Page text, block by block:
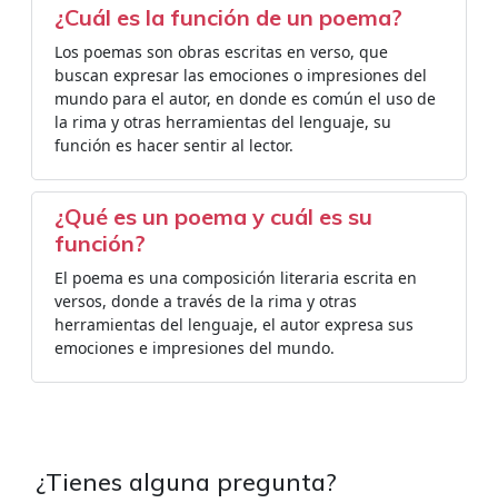
¿Cuál es la función de un poema?
Los poemas son obras escritas en verso, que
buscan expresar las emociones o impresiones del
mundo para el autor, en donde es común el uso de
la rima y otras herramientas del lenguaje, su
función es hacer sentir al lector.
¿Qué es un poema y cuál es su
función?
El poema es una composición literaria escrita en
versos, donde a través de la rima y otras
herramientas del lenguaje, el autor expresa sus
emociones e impresiones del mundo.
¿Tienes alguna pregunta?